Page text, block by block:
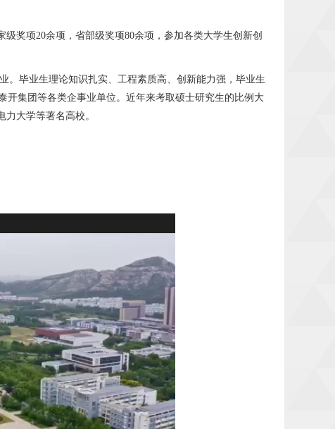
级奖项20余项，省部级奖项80余项，参加各类大学生创新创
。毕业生理论知识扎实、工程素质高、创新能力强，毕业生
开集团等各类企事业单位。近年来考取硕士研究生的比例大
大学等著名高校。